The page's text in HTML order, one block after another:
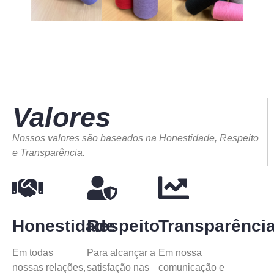
Valores
Nossos valores são baseados na Honestidade, Respeito
e Transparência.
Honestidade
Em todas
nossas relações,
Respeito
Para alcançar a
satisfação nas
Em nossa
comunicação e